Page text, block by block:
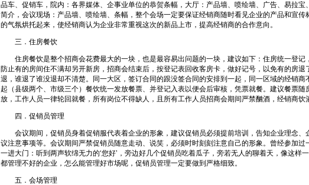
品车、促销车，院内：各界媒体、企事业单位的恭贺条幅，大厅：产品墙、喷绘墙、广告、易拉宝
简介，会议现场：产品墙、喷绘墙、条幅，整个会场一定要保证经销商随时看见企业的产品和宣传
的气氛烘托起来，使经销商认为企业非常重视这次的新品上市，提高经销商的合作意向。
三．住房餐饮
住房餐饮是整个招商会花费最大的一块，也是最容易出问题的一块，建议如下：住房统一登记
防止有的房间住不满却另开新房，招商会结束后，按登记表回收客房卡，做好记号，以免有的房退
退，谁退了谁没退却不清楚。同一大区，签订合同的跟没签合同的安排到一起，同一区域的经销商
起（县级两个、市级三个）餐饮统一发放餐票、并登记入表以便会后审核，凭票就餐。建议餐票随
放，工作人员一律轮回就餐，所有岗位不得缺人，且所有工作人员招商会期间严禁酗酒，经销商饮
四．促销员管理
会议期间，促销员身着促销服代表着企业的形象，建议促销员必须提前培训，告知企业理念、
议注意事项等。会议期间严禁促销员随意走动、说笑，必须时时刻刻注意自己的形象。曾经参加过
一进大门：听到两声软绵无力的‘您好’，旁边好几个促销员吃着瓜子，旁若无人的聊着天，像这样
都管理不好的企业，怎么能管理好市场呢，促销员管理一定要做到严格细致。
五．会场管理